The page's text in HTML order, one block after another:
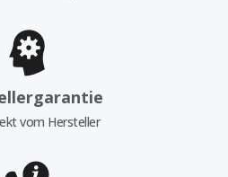
vom Hersteller